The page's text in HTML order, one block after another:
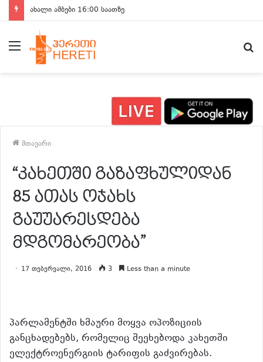
ახალი ამბები 16:00 საათზე
მენიუ
მთავარი
“კახეთში გაზაფხულიდან
85 ათას ოჯახს
გაუუარესდება
მდგომარეობა”
17 თებერვალი, 2016 3 Less than a minute
პარლამენტში ხმაური მოყვა ოპოზიციის
განცხადებებს, რომელიც შეეხებოდა კახეთში
ელექტროენერგიის ტარიფის გაძვირებას.